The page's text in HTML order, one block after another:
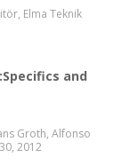
Elma Teknik
and
Groth, Alfonso
2012